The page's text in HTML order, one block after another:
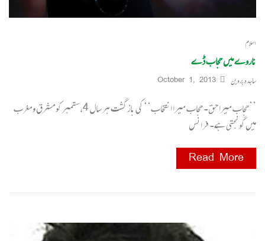
اسلام
ناروے میں حجاب ڈے
ساجدہ پروین October 1, 2013
’’حجاب میرا حق۔ حجاب میرا انتخاب‘‘ کی باز گشت ہر سال 4،ستمبر کو مشرق و مغرب
میں گونجتی ہے۔ فرانس
Read More